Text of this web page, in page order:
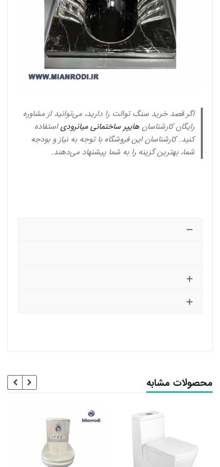
اگر قصد خرید سنگ توالت را دارید، می‌توانید از مشاوره
رایگان کارشناسان هایپر ساختمانی میانرودیاستفاده
کنید. کارشناسان این فروشگاه با توجه به نیاز و بودجه
شما، بهترین گزینه را به شما پیشنهاد می‌دهند.
محصولات مشابه